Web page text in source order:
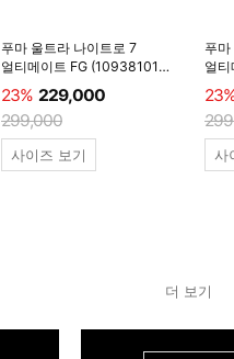
푸마 울트라 나이트로 7
얼티메이트 FG (10938101)
전용쌕/주걱/양말 #
23% 229,000
299,000
사이즈 보기
푸
얼
전
사
더 보기